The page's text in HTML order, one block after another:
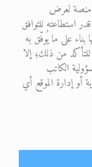
منصة لعرض
استطاعته للتوافق
بناء على ما يُوفّق به
من ذلك؛ إلا
الكاتب
أو إدارة الموقع أي